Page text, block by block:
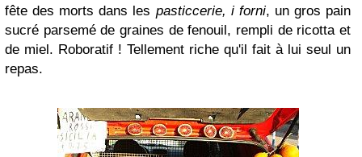
fête des morts dans les pasticcerie, i forni, un gros pain
sucré parsemé de graines de fenouil, rempli de ricotta et
de miel. Roboratif ! Tellement riche qu'il fait à lui seul un
repas.